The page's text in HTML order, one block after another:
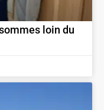
loin du